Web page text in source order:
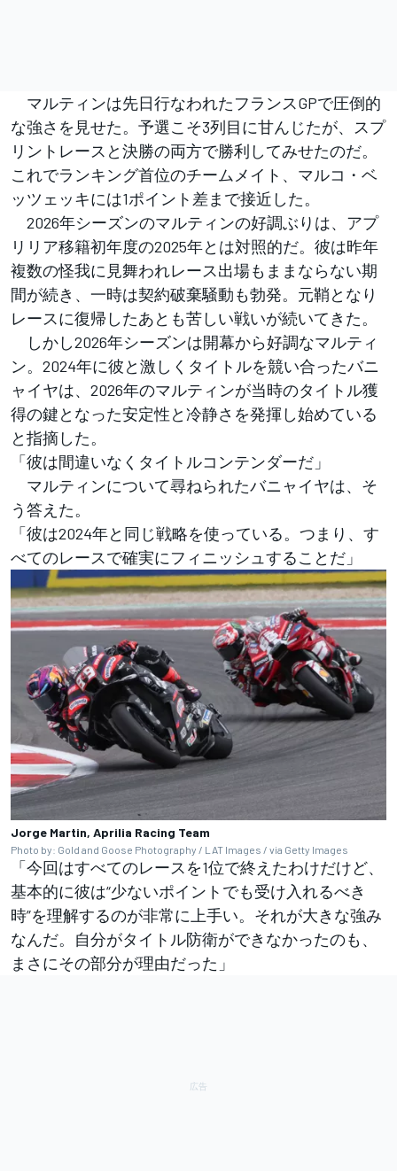
マルティンは先日行なわれたフランスGPで圧倒的
な強さを見せた。予選こそ3列目に甘んじたが、スプ
リントレースと決勝の両方で勝利してみせたのだ。
これでランキング首位のチームメイト、マルコ・ベ
ッツェッキには1ポイント差まで接近した。
2026年シーズンのマルティンの好調ぶりは、アプ
リリア移籍初年度の2025年とは対照的だ。彼は昨年
複数の怪我に見舞われレース出場もままならない期
間が続き、一時は契約破棄騒動も勃発。元鞘となり
レースに復帰したあとも苦しい戦いが続いてきた。
しかし2026年シーズンは開幕から好調なマルティ
ン。2024年に彼と激しくタイトルを競い合ったバニ
ャイヤは、2026年のマルティンが当時のタイトル獲
得の鍵となった安定性と冷静さを発揮し始めている
と指摘した。
「彼は間違いなくタイトルコンテンダーだ」
マルティンについて尋ねられたバニャイヤは、そ
う答えた。
「彼は2024年と同じ戦略を使っている。つまり、す
べてのレースで確実にフィニッシュすることだ」
Jorge Martin, Aprilia Racing Team
Photo by: Gold and Goose Photography / LAT Images / via Getty Images
「今回はすべてのレースを1位で終えたわけだけど、
基本的に彼は“少ないポイントでも受け入れるべき
時”を理解するのが非常に上手い。それが大きな強み
なんだ。自分がタイトル防衛ができなかったのも、
まさにその部分が理由だった」